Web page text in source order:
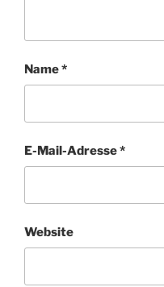
Name*
E-Mail-Adresse*
Website